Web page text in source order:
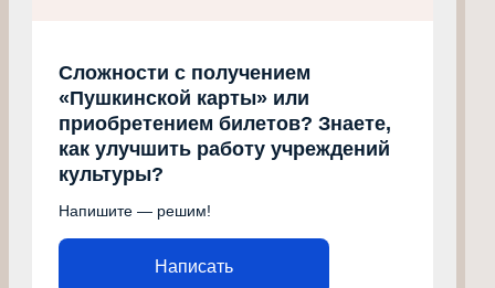
Сложности с получением
«Пушкинской карты» или
приобретением билетов? Знаете,
как улучшить работу учреждений
культуры?
Напишите — решим!
Написать